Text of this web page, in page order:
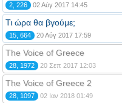
2, 226 02 Αύγ 2017 14:45
Τι ώρα θα βγούμε;
15, 664 20 Αύγ 2017 17:59
The Voice of Greece
28, 1972 20 Σεπ 2017 12:03
The Voice of Greece 2
28, 1097 02 Ιαν 2018 01:49